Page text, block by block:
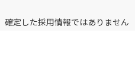
定した採用情報ではありません